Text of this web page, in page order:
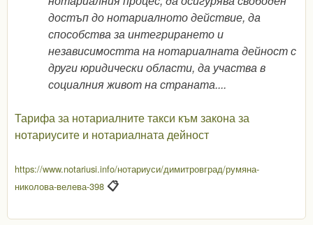
достъп до нотариалното действие, да
способства за интегрирането и
независимостта на нотариалната дейност с
други юридически области, да участва в
социалния живот на страната....
Тарифа за нотариалните такси към закона за
нотариусите и нотариалната дейност
https://www.notariusi.info/нотариуси/димитровград/румяна-
николова-велева-398 📋